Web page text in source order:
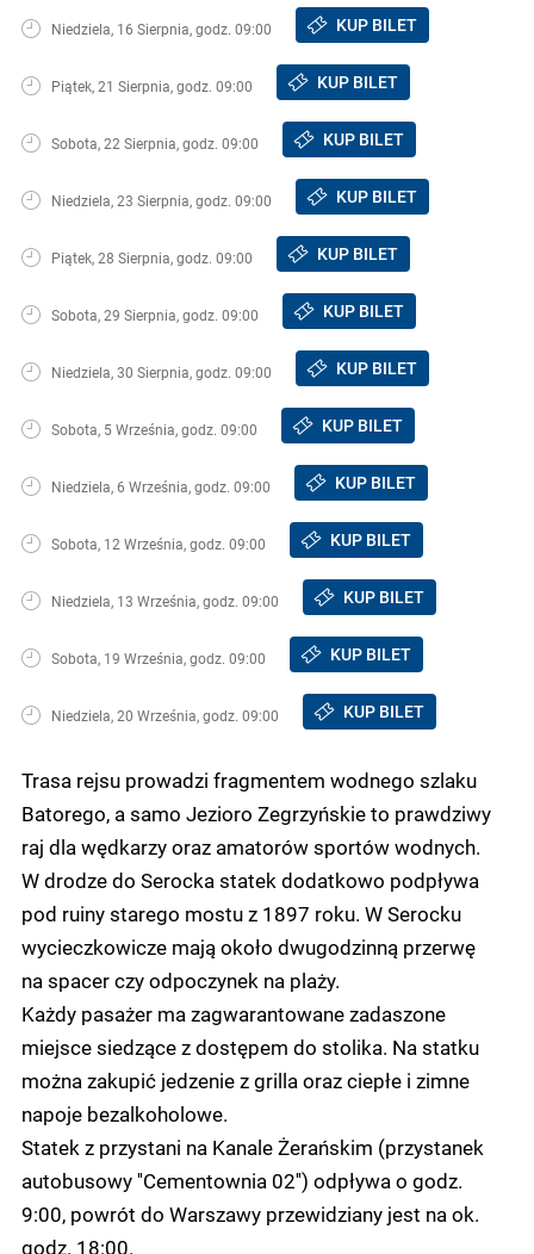
Niedziela, 16 Sierpnia, godz. 09:00 KUP BILET
Piątek, 21 Sierpnia, godz. 09:00 KUP BILET
Sobota, 22 Sierpnia, godz. 09:00 KUP BILET
Niedziela, 23 Sierpnia, godz. 09:00 KUP BILET
Piątek, 28 Sierpnia, godz. 09:00 KUP BILET
Sobota, 29 Sierpnia, godz. 09:00 KUP BILET
Niedziela, 30 Sierpnia, godz. 09:00 KUP BILET
Sobota, 5 Września, godz. 09:00 KUP BILET
Niedziela, 6 Września, godz. 09:00 KUP BILET
Sobota, 12 Września, godz. 09:00 KUP BILET
Niedziela, 13 Września, godz. 09:00 KUP BILET
Sobota, 19 Września, godz. 09:00 KUP BILET
Niedziela, 20 Września, godz. 09:00 KUP BILET
Trasa rejsu prowadzi fragmentem wodnego szlaku
Batorego, a samo Jezioro Zegrzyńskie to prawdziwy
raj dla wędkarzy oraz amatorów sportów wodnych.
W drodze do Serocka statek dodatkowo podpływa
pod ruiny starego mostu z 1897 roku. W Serocku
wycieczkowicze mają około dwugodzinną przerwę
na spacer czy odpoczynek na plaży.
Każdy pasażer ma zagwarantowane zadaszone
miejsce siedzące z dostępem do stolika. Na statku
można zakupić jedzenie z grilla oraz ciepłe i zimne
napoje bezalkoholowe.
Statek z przystani na Kanale Żerańskim (przystanek
autobusowy ''Cementownia 02'') odpływa o godz.
9:00, powrót do Warszawy przewidziany jest na ok.
godz. 18:00.